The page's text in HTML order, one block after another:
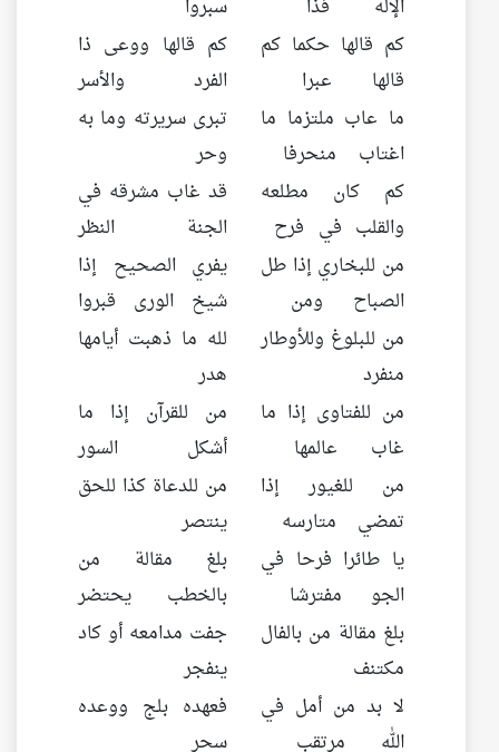
الإله فذا
سبروا
كم قالها حكما كم
قالها عبرا
كم قالها ووعى ذا
الفرد والأسر
ما عاب ملتزما ما
اغتاب منحرفا
تبرى سريرته وما به
وحر
كم كان مطلعه
والقلب في فرح
قد غاب مشرقه في
الجنة النظر
من للبخاري إذا طل
الصباح ومن
يفري الصحيح إذا
شيخ الورى قبروا
من للبلوغ وللأوطار
منفرد
لله ما ذهبت أيامها
هدر
من للفتاوى إذا ما
غاب عالمها
من للقرآن إذا ما
أشكل السور
من للغيور إذا
تمضي متارسه
من للدعاة كذا للحق
ينتصر
يا طائرا فرحا في
الجو مفترشا
بلغ مقالة من
بالخطب يحتضر
بلغ مقالة من بالفال
مكتنف
جفت مدامعه أو كاد
ينفجر
لا بد من أمل في
الله مرتقب
فعهده بلج ووعده
سحر